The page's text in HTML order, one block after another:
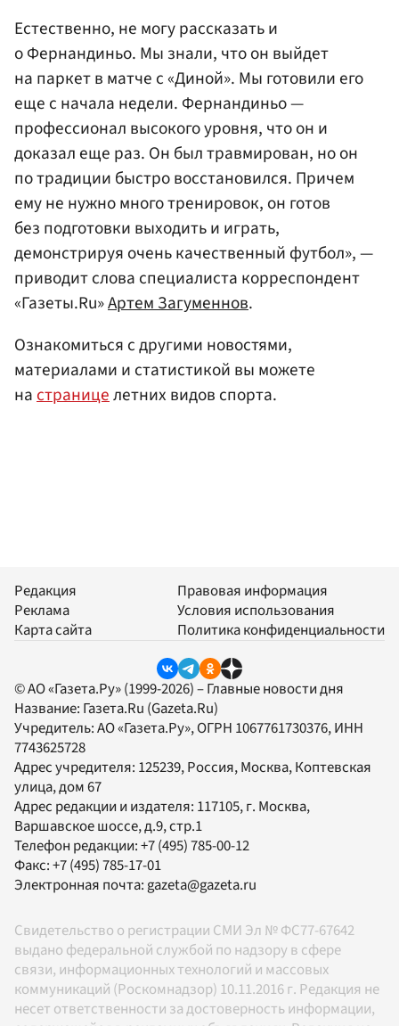
Естественно, не могу рассказать и
о Фернандиньо. Мы знали, что он выйдет
на паркет в матче с «Диной». Мы готовили его
еще с начала недели. Фернандиньо —
профессионал высокого уровня, что он и
доказал еще раз. Он был травмирован, но он
по традиции быстро восстановился. Причем
ему не нужно много тренировок, он готов
без подготовки выходить и играть,
демонстрируя очень качественный футбол», —
приводит слова специалиста корреспондент
«Газеты.Ru»Артем Загуменнов.
Ознакомиться с другими новостями,
материалами и статистикой вы можете
настраницелетних видов спорта.
Редакция
Реклама
Карта сайта
Правовая информация
Условия использования
Политика конфиденциальности
© АО «Газета.Ру» (1999-2026) – Главные новости дня
Название: Газета.Ru (Gazeta.Ru)
Учредитель:АО «Газета.Ру», ОГРН 1067761730376, ИНН
7743625728
Адрес учредителя: 125239, Россия, Москва, Коптевская
улица, дом 67
Адрес редакции и издателя: 117105, г. Москва,
Варшавское шоссе, д.9, стр.1
Телефон редакции:+7 (495) 785-00-12
Факс:+7 (495) 785-17-01
Электронная почта:gazeta@gazeta.ru
Свидетельство о регистрации СМИ Эл № ФС77-67642
выдано федеральной службой по надзору в сфере
связи, информационных технологий и массовых
коммуникаций (Роскомнадзор) 10.11.2016 г. Редакция не
несет ответственности за достоверность информации,